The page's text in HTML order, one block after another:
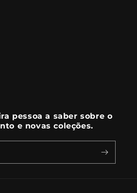
pessoa a saber sobre o
e novas coleções.